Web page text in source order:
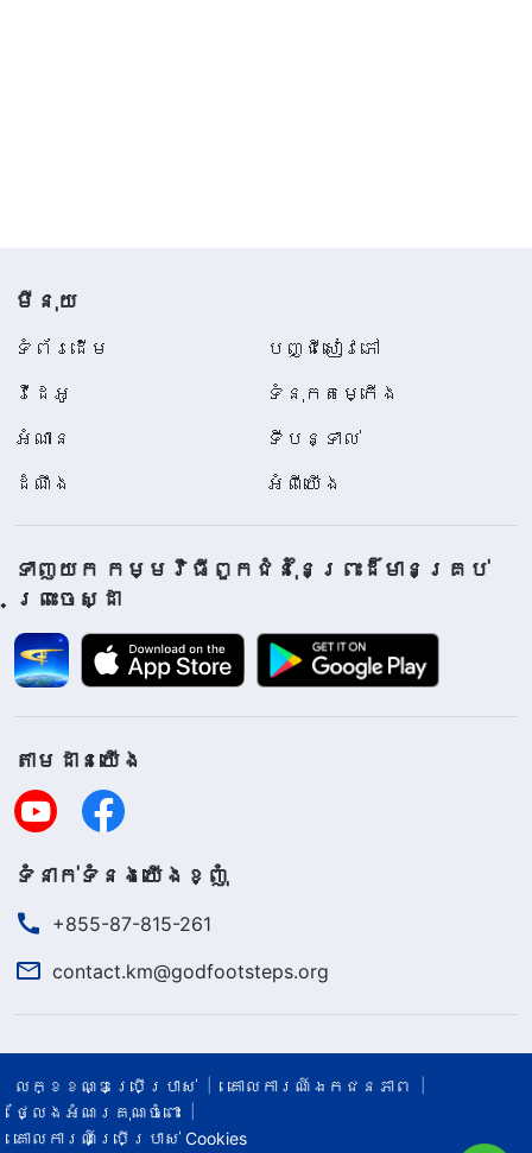
មីនុយ
ទំព័រ​ដើម
បញ្ជីសៀវភៅ
វីដេអូ
ទំនុកតម្កើង
អំណាន
ទីបន្ទាល់
ដំណឹង
អំពីយើង
ទាញយក កម្មវិធីពួកជំនុំនៃព្រះដ៏មានគ្រប់
ព្រះចេស្ដា
តាម​ដាន​យើង​
ទំនាក់​ទំនង​យើង​ខ្ញុំ
+855-87-815-261
contact.km@godfootsteps.org
លក្ខខណ្ឌ​ប្រើប្រាស់​
គោលការណ៍ឯកជនភាព
ថ្លែងអំណរគុណចំពោះ
គោលការណ៍ប្រើប្រាស់ Cookies